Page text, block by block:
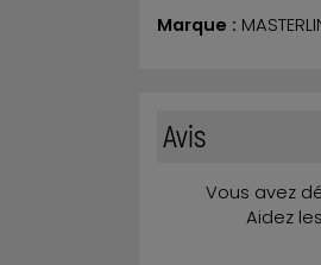
Marque :
Avis
Vous avez
Aidez